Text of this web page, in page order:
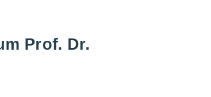
Prof. Dr.